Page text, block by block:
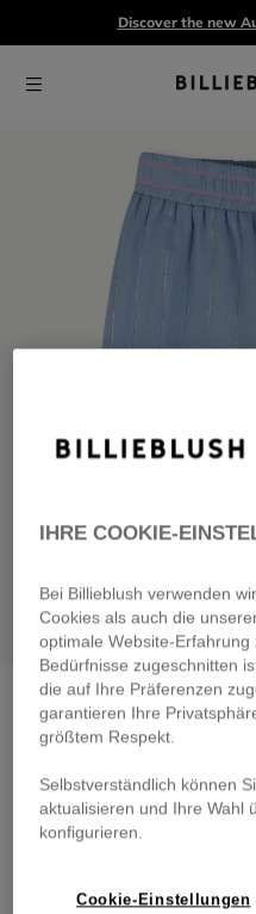
Discover the new
Denim
Pay in 4 interest-free
🔒 Secure payment & easy
IHRE COOKIE-
Bei Billieblush verwenden
Cookies als auch die
optimale Website-
Bedürfnisse zugeschnitten
die auf Ihre Präferenzen
garantieren Ihre
größtem Respekt.
Selbstverständlich können
aktualisieren und Ihre Wahl
konfigurieren.
Cookie-Einstellungen